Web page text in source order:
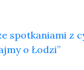
spotkaniami z
o Łodzi”